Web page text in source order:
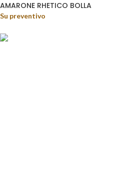
AMARONE RHETICO BOLLA
Su preventivo